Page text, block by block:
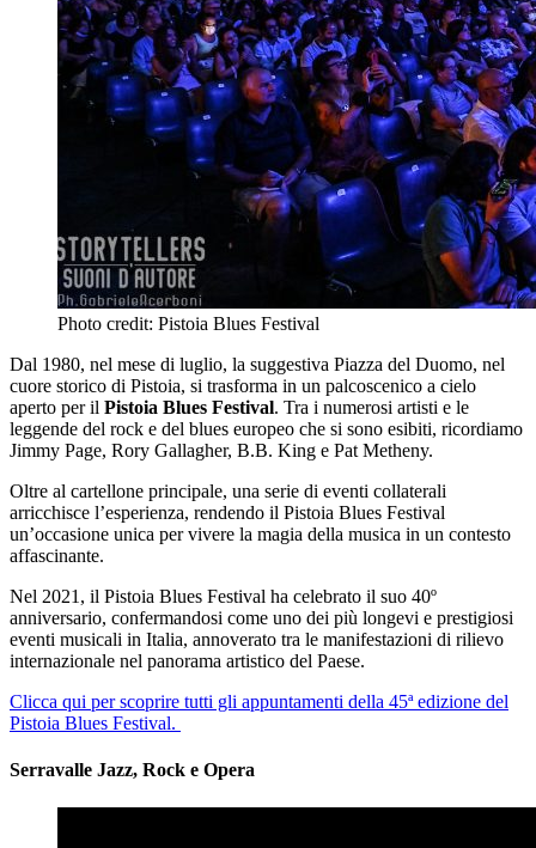
Photo credit: Pistoia Blues Festival
Dal 1980, nel mese di luglio, la suggestiva Piazza del Duomo, nel
cuore storico di Pistoia, si trasforma in un palcoscenico a cielo
aperto per il Pistoia Blues Festival. Tra i numerosi artisti e le
leggende del rock e del blues europeo che si sono esibiti, ricordiamo
Jimmy Page, Rory Gallagher, B.B. King e Pat Metheny.
Oltre al cartellone principale, una serie di eventi collaterali
arricchisce l’esperienza, rendendo il Pistoia Blues Festival
un’occasione unica per vivere la magia della musica in un contesto
affascinante.
Nel 2021, il Pistoia Blues Festival ha celebrato il suo 40º
anniversario, confermandosi come uno dei più longevi e prestigiosi
eventi musicali in Italia, annoverato tra le manifestazioni di rilievo
internazionale nel panorama artistico del Paese.
Clicca qui per scoprire tutti gli appuntamenti della 45ª edizione del
Pistoia Blues Festival.
Serravalle Jazz, Rock e Opera